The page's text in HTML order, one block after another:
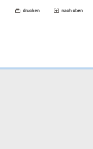
drucken nach oben